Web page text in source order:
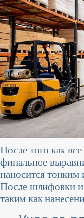
После того как
финальное
наносится тонким
После шлифовки и
таким как